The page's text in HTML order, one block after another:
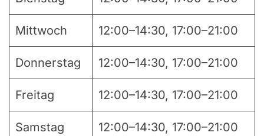
Mittwoch 12:00–14:30, 17:00–21:00
Donnerstag 12:00–14:30, 17:00–21:00
Freitag 12:00–14:30, 17:00–21:00
Samstag 12:00–14:30, 17:00–21:00